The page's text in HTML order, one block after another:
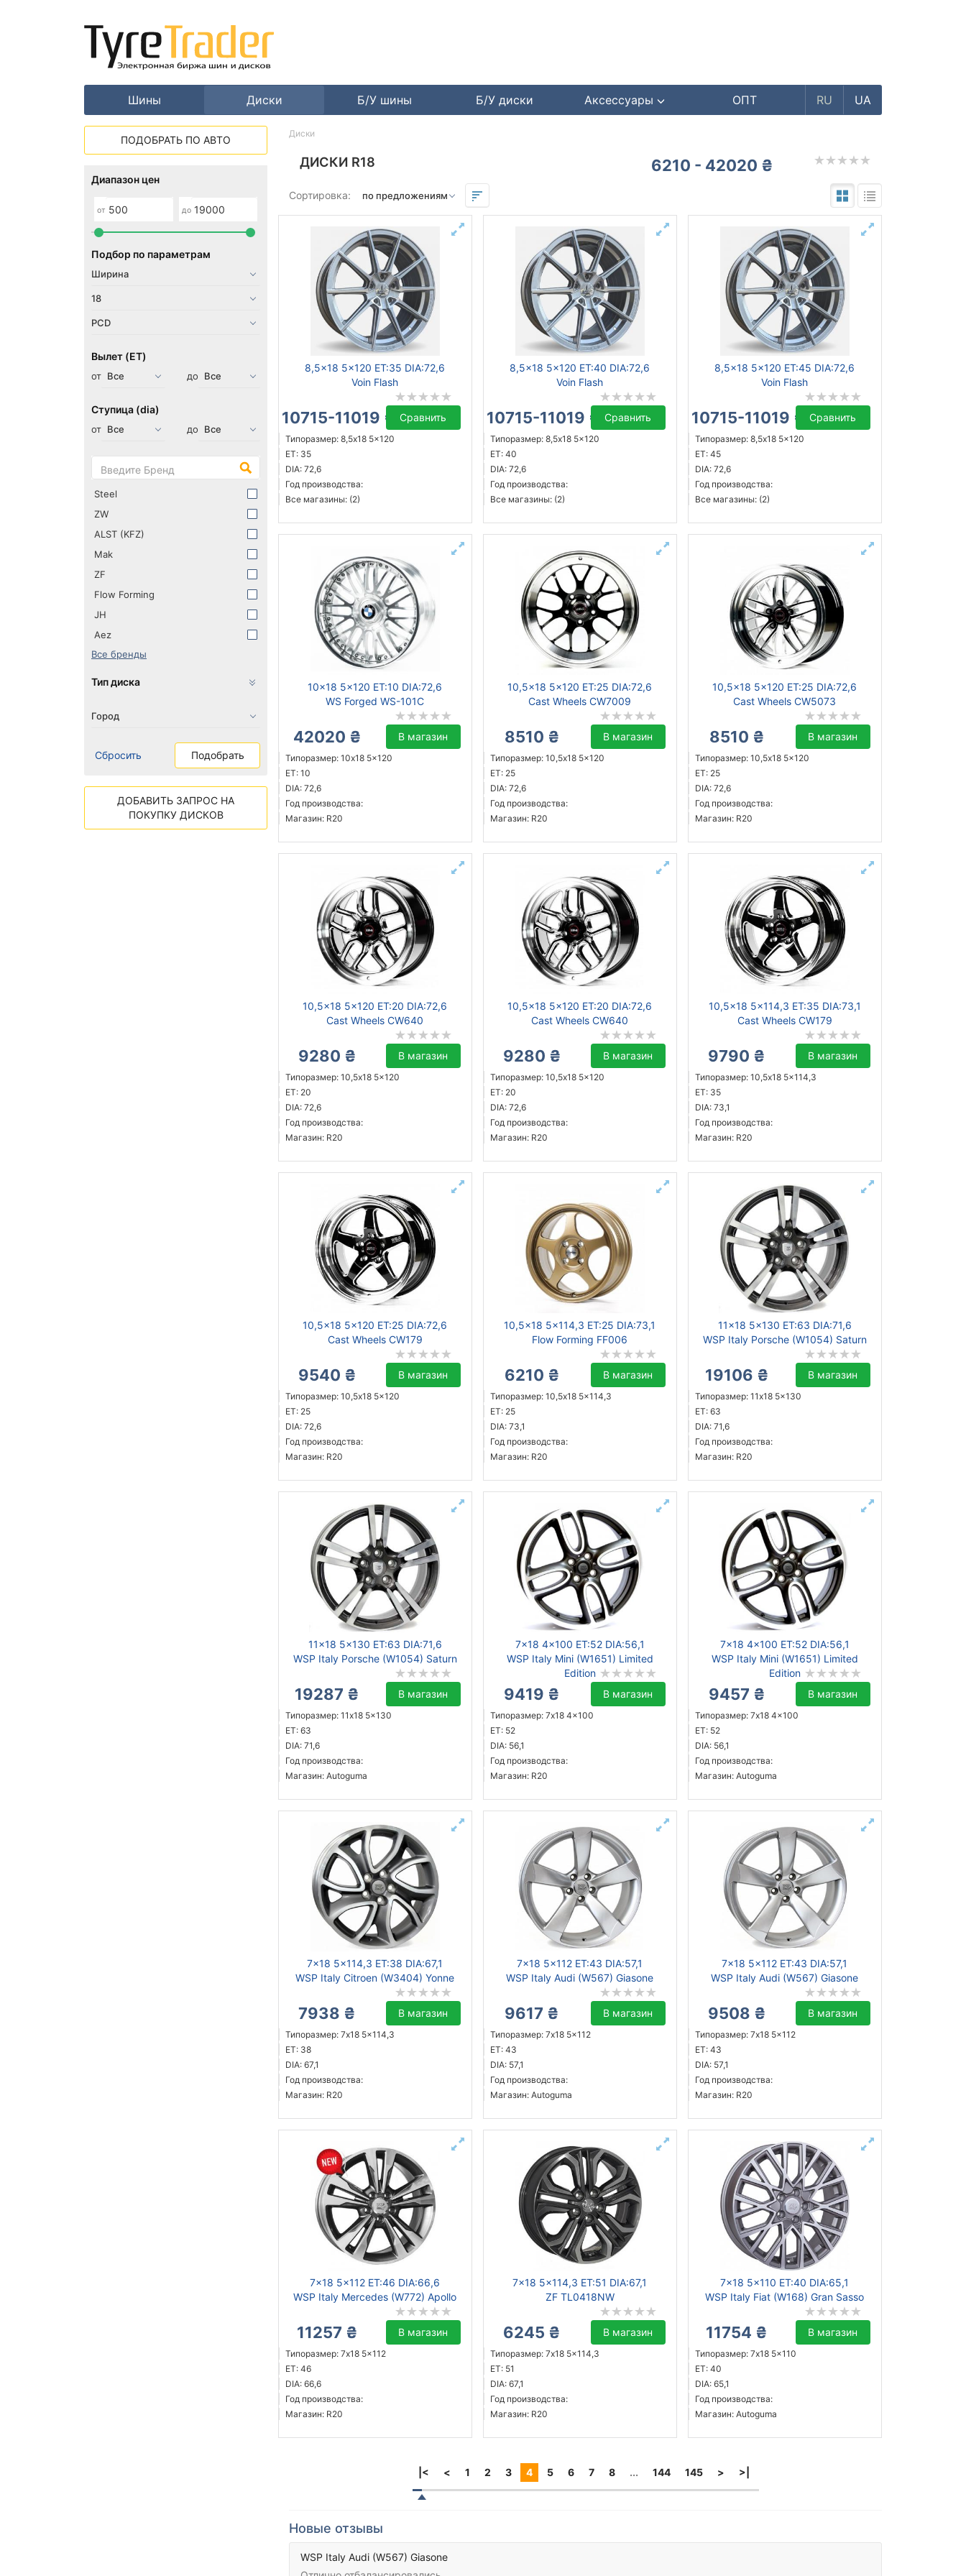
Шины Диски Б/У шины Б/У диски Аксессуары ОПТ RU UA
ДИСКИ R18 6210 - 42020 ₴
Сортировка:
8,5x18 5x120 ET:35 DIA:72,6
Voin Flash
10715-11019 ₴ Сравнить
Типоразмер: 8,5x18 5x120
ET: 35
DIA: 72,6
Год производства:
Все магазины: (2)
8,5x18 5x120 ET:40 DIA:72,6
Voin Flash
10715-11019 ₴ Сравнить
Типоразмер: 8,5x18 5x120
ET: 40
DIA: 72,6
Год производства:
Все магазины: (2)
8,5x18 5x120 ET:45 DIA:72,6
Voin Flash
10715-11019 ₴ Сравнить
Типоразмер: 8,5x18 5x120
ET: 45
DIA: 72,6
Год производства:
Все магазины: (2)
10x18 5x120 ET:10 DIA:72,6
WS Forged WS-101C
42020 ₴ В магазин
Типоразмер: 10x18 5x120
ET: 10
DIA: 72,6
Год производства:
Магазин: R20
10,5x18 5x120 ET:25 DIA:72,6
Cast Wheels CW7009
8510 ₴ В магазин
Типоразмер: 10,5x18 5x120
ET: 25
DIA: 72,6
Год производства:
Магазин: R20
10,5x18 5x120 ET:25 DIA:72,6
Cast Wheels CW5073
8510 ₴ В магазин
Типоразмер: 10,5x18 5x120
ET: 25
DIA: 72,6
Год производства:
Магазин: R20
10,5x18 5x120 ET:20 DIA:72,6
Cast Wheels CW640
9280 ₴ В магазин
Типоразмер: 10,5x18 5x120
ET: 20
DIA: 72,6
Год производства:
Магазин: R20
10,5x18 5x120 ET:20 DIA:72,6
Cast Wheels CW640
9280 ₴ В магазин
Типоразмер: 10,5x18 5x120
ET: 20
DIA: 72,6
Год производства:
Магазин: R20
10,5x18 5x114,3 ET:35 DIA:73,1
Cast Wheels CW179
9790 ₴ В магазин
Типоразмер: 10,5x18 5x114,3
ET: 35
DIA: 73,1
Год производства:
Магазин: R20
10,5x18 5x120 ET:25 DIA:72,6
Cast Wheels CW179
9540 ₴ В магазин
Типоразмер: 10,5x18 5x120
ET: 25
DIA: 72,6
Год производства:
Магазин: R20
10,5x18 5x114,3 ET:25 DIA:73,1
Flow Forming FF006
6210 ₴ В магазин
Типоразмер: 10,5x18 5x114,3
ET: 25
DIA: 73,1
Год производства:
Магазин: R20
11x18 5x130 ET:63 DIA:71,6
WSP Italy Porsche (W1054) Saturn
19106 ₴ В магазин
Типоразмер: 11x18 5x130
ET: 63
DIA: 71,6
Год производства:
Магазин: R20
11x18 5x130 ET:63 DIA:71,6
WSP Italy Porsche (W1054) Saturn
19287 ₴ В магазин
Типоразмер: 11x18 5x130
ET: 63
DIA: 71,6
Год производства:
Магазин: Autoguma
7x18 4x100 ET:52 DIA:56,1
WSP Italy Mini (W1651) Limited
Edition
9419 ₴ В магазин
Типоразмер: 7x18 4x100
ET: 52
DIA: 56,1
Год производства:
Магазин: R20
7x18 4x100 ET:52 DIA:56,1
WSP Italy Mini (W1651) Limited
Edition
9457 ₴ В магазин
Типоразмер: 7x18 4x100
ET: 52
DIA: 56,1
Год производства:
Магазин: Autoguma
7x18 5x114,3 ET:38 DIA:67,1
WSP Italy Citroen (W3404) Yonne
7938 ₴ В магазин
Типоразмер: 7x18 5x114,3
ET: 38
DIA: 67,1
Год производства:
Магазин: R20
7x18 5x112 ET:43 DIA:57,1
WSP Italy Audi (W567) Giasone
9617 ₴ В магазин
Типоразмер: 7x18 5x112
ET: 43
DIA: 57,1
Год производства:
Магазин: Autoguma
7x18 5x112 ET:43 DIA:57,1
WSP Italy Audi (W567) Giasone
9508 ₴ В магазин
Типоразмер: 7x18 5x112
ET: 43
DIA: 57,1
Год производства:
Магазин: R20
7x18 5x112 ET:46 DIA:66,6
WSP Italy Mercedes (W772) Apollo
11257 ₴ В магазин
Типоразмер: 7x18 5x112
ET: 46
DIA: 66,6
Год производства:
Магазин: R20
7x18 5x114,3 ET:51 DIA:67,1
ZF TL0418NW
6245 ₴ В магазин
Типоразмер: 7x18 5x114,3
ET: 51
DIA: 67,1
Год производства:
Магазин: R20
7x18 5x110 ET:40 DIA:65,1
WSP Italy Fiat (W168) Gran Sasso
11754 ₴ В магазин
Типоразмер: 7x18 5x110
ET: 40
DIA: 65,1
Год производства:
Магазин: Autoguma
|< < 1 2 3 4 5 6 7 8 ... 144 145 > >|
Новые отзывы
WSP Italy Audi (W567) Giasone
Диски
ПОДОБРАТЬ ПО АВТО
Диапазон цен
от до
Подбор по параметрам
Вылет (ET)
от до
Ступица (dia)
от до
Steel
ZW
ALST (KFZ)
Mak
ZF
Flow Forming
JH
Aez
Все бренды
Тип диска
Сбросить Подобрать
ДОБАВИТЬ ЗАПРОС НА
ПОКУПКУ ДИСКОВ